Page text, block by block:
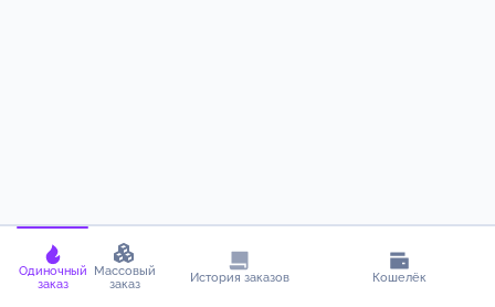
Одиночный
заказ
Массовый
заказ
История заказов Кошелёк